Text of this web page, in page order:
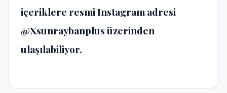
içeriklere resmi Instagram adresi
@Xsunraybanplus üzerinden
ulaşılabiliyor.